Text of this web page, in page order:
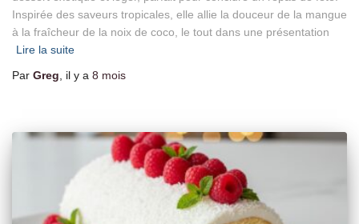
Inspirée des saveurs tropicales, elle allie la douceur de la mangue
à la fraîcheur de la noix de coco, le tout dans une présentation
Lire la suite
Par Greg , il y a 8 mois